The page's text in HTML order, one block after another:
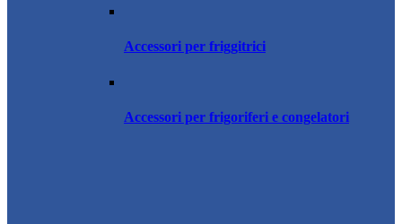
Accessori per friggitrici
Accessori per frigoriferi e congelatori